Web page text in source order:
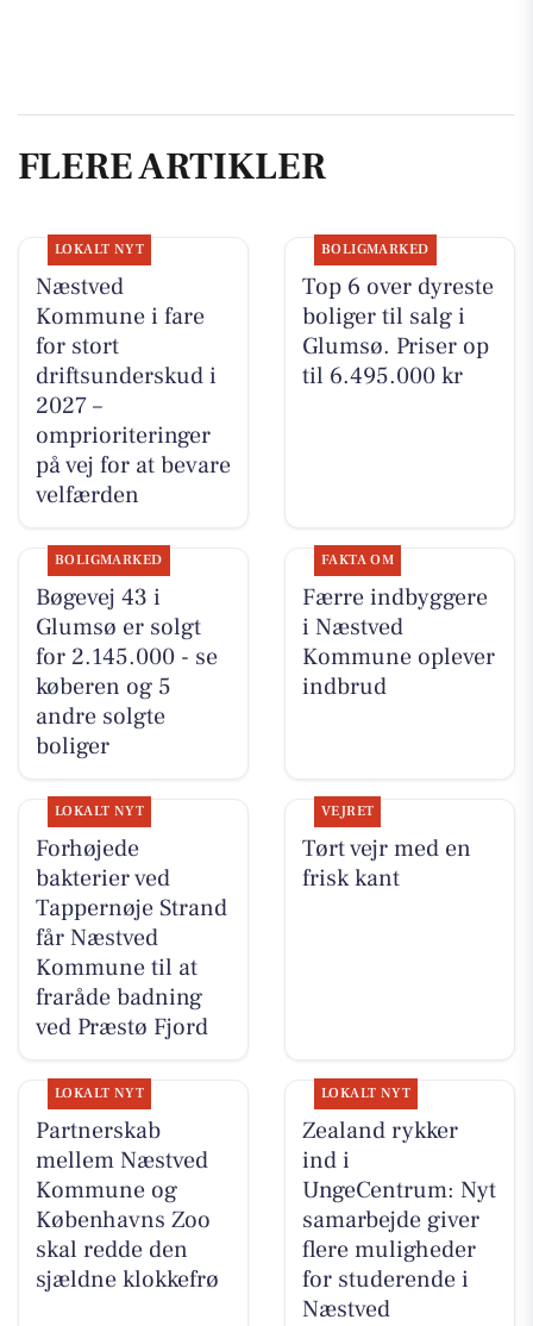
FLERE ARTIKLER
LOKALT NYT
Næstved
Kommune i fare
for stort
driftsunderskud i
2027 –
omprioriteringer
på vej for at bevare
velfærden
BOLIGMARKED
Top 6 over dyreste
boliger til salg i
Glumsø. Priser op
til 6.495.000 kr
BOLIGMARKED
Bøgevej 43 i
Glumsø er solgt
for 2.145.000 - se
køberen og 5
andre solgte
boliger
FAKTA OM
Færre indbyggere
i Næstved
Kommune oplever
indbrud
LOKALT NYT
Forhøjede
bakterier ved
Tappernøje Strand
får Næstved
Kommune til at
fraråde badning
ved Præstø Fjord
VEJRET
Tørt vejr med en
frisk kant
LOKALT NYT
Partnerskab
mellem Næstved
Kommune og
Københavns Zoo
skal redde den
sjældne klokkefrø
LOKALT NYT
Zealand rykker
ind i
UngeCentrum: Nyt
samarbejde giver
flere muligheder
for studerende i
Næstved